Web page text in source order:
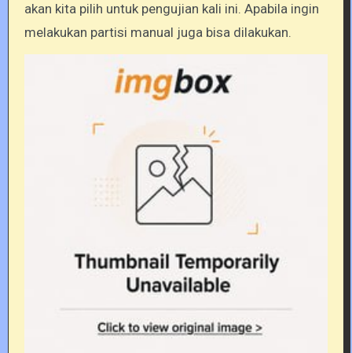
akan kita pilih untuk pengujian kali ini. Apabila ingin
melakukan partisi manual juga bisa dilakukan.